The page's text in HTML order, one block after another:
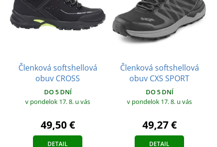
Členková softshellová
obuv CROSS
DO 5 DNÍ
v pondelok 17. 8. u vás
49,50 €
DETAIL
Členková softshellová
obuv CXS SPORT
DO 5 DNÍ
v pondelok 17. 8. u vás
49,27 €
DETAIL